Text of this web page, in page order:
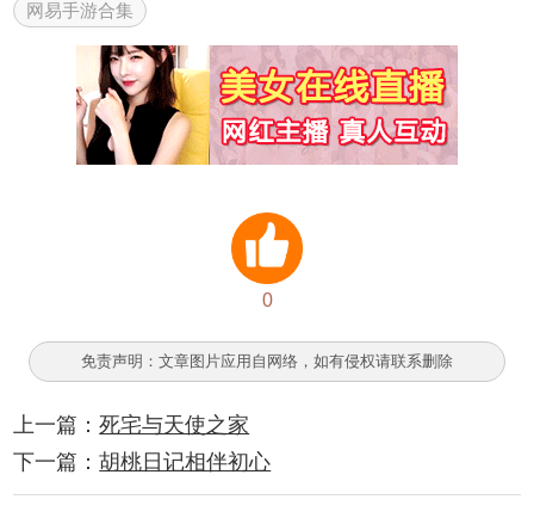
网易手游合集
0
免责声明：文章图片应用自网络，如有侵权请联系删除
上一篇：死宅与天使之家
下一篇：胡桃日记相伴初心